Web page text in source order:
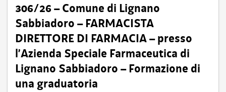
306/26 – Comune di Lignano
Sabbiadoro – FARMACISTA
DIRETTORE DI FARMACIA – presso
l’Azienda Speciale Farmaceutica di
Lignano Sabbiadoro – Formazione di
una graduatoria